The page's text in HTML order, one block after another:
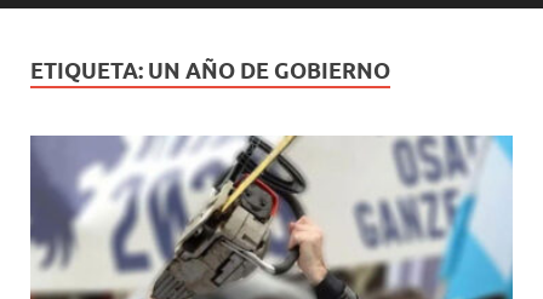
ETIQUETA: UN AÑO DE GOBIERNO